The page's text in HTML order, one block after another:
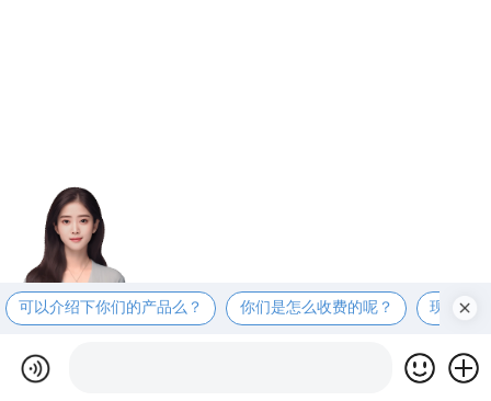
可以介绍下你们的产品么？ 你们是怎么收费的呢？ 现在有